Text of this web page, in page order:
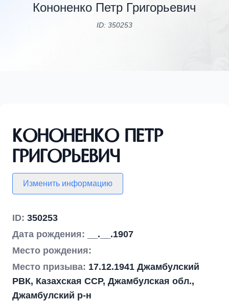
Кононенко Петр Григорьевич
ID: 350253
Кононенко Петр
Григорьевич
Изменить информацию
ID: 350253
Дата рождения:
__.__.1907
Место рождения:
Место призыва: 17.12.1941 Джамбулский
РВК, Казахская ССР, Джамбулская обл.,
Джамбулский р-н